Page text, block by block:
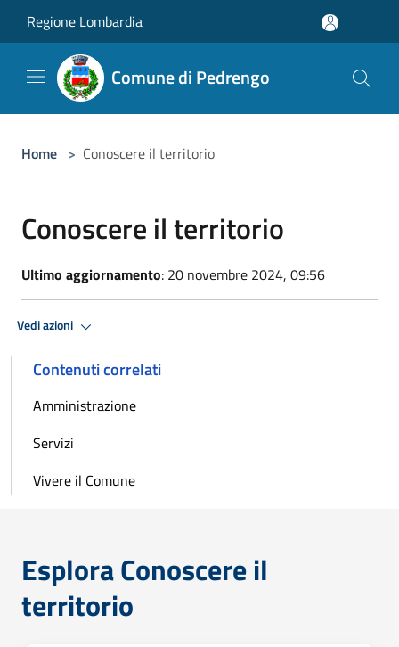
Regione Lombardia
Comune di Pedrengo
Home > Conoscere il territorio
Conoscere il territorio
Ultimo aggiornamento: 20 novembre 2024, 09:56
Vedi azioni
Contenuti correlati
Amministrazione
Servizi
Vivere il Comune
Esplora Conoscere il
territorio